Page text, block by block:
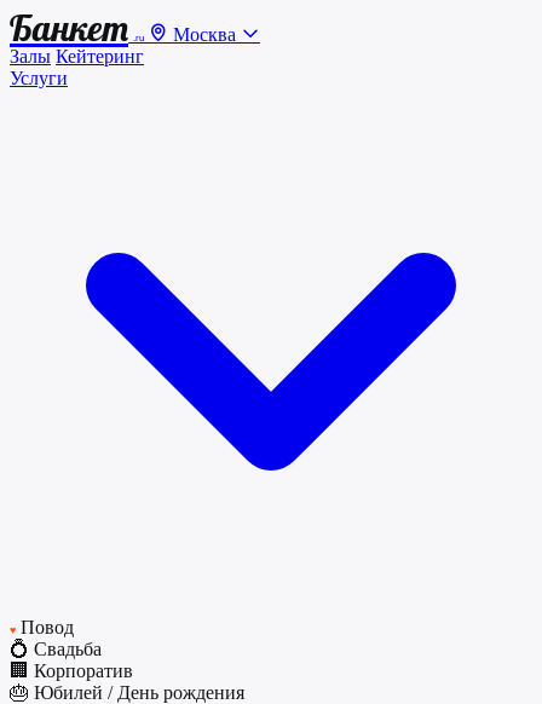
Банкет .ru
Москва
Залы Кейтеринг
Услуги
♥ Повод
💍 Свадьба
🏢 Корпоратив
🎂 Юбилей / День рождения